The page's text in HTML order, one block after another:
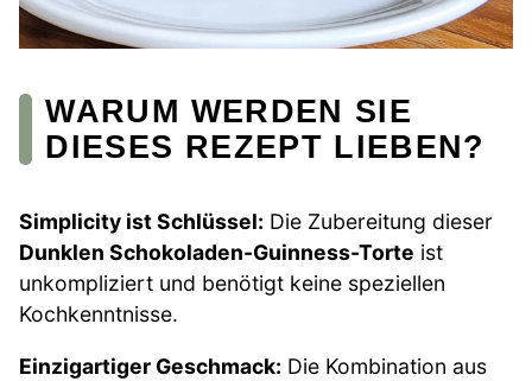
WARUM WERDEN SIE
DIESES REZEPT LIEBEN?
Simplicity ist Schlüssel: Die Zubereitung dieser
Dunklen Schokoladen-Guinness-Torte ist
unkompliziert und benötigt keine speziellen
Kochkenntnisse.
Einzigartiger Geschmack: Die Kombination aus